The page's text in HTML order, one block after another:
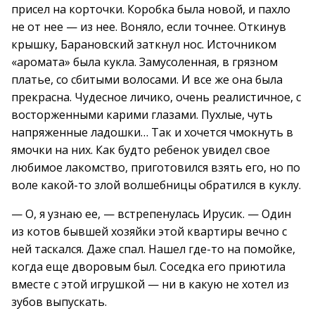
присел на корточки. Коробка была новой, и пахло
не от нее — из нее. Воняло, если точнее. Откинув
крышку, Барановский заткнул нос. Источником
«аромата» была кукла. Замусоленная, в грязном
платье, со сбитыми волосами. И все же она была
прекрасна. Чудесное личико, очень реалистичное, с
восторженными карими глазами. Пухлые, чуть
напряженные ладошки… Так и хочется чмокнуть в
ямочки на них. Как будто ребенок увидел свое
любимое лакомство, приготовился взять его, но по
воле какой-то злой волшебницы обратился в куклу.
— О, я узнаю ее, — встрепенулась Ирусик. — Один
из котов бывшей хозяйки этой квартиры вечно с
ней таскался. Даже спал. Нашел где-то на помойке,
когда еще дворовым был. Соседка его приютила
вместе с этой игрушкой — ни в какую не хотел из
зубов выпускать.